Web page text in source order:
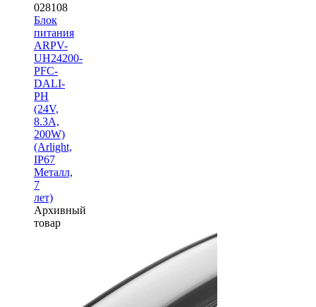
028108
Блок
питания
ARPV-
UH24200-
PFC-
DALI-
PH
(24V,
8.3A,
200W)
(Arlight,
IP67
Металл,
7
лет)
Архивный
товар